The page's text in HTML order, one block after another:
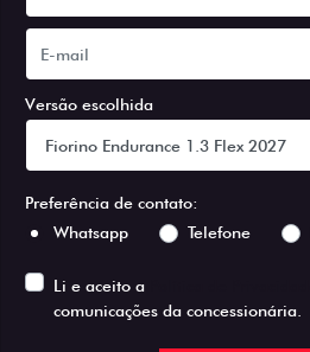
Versão escolhida
Preferência de contato:
Whatsapp
Telefone
Li e aceito a
comunicações da concessionária.